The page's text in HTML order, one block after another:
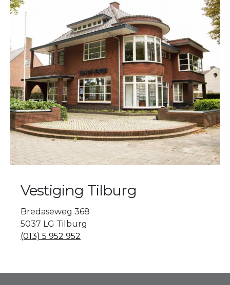
Vestiging Tilburg
Bredaseweg 368
5037 LG Tilburg
(013) 5 952 952